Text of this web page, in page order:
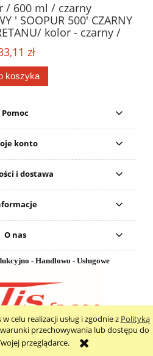
celu realizacji usług i zgodnie z Polityką
przechowywania lub dostępu do
przeglądarce.
/ 600 ml / czarny
' SOOPUR 500' CZARNY
kolor - czarny /
do kleju 307730 /
zł
koszyka
Pomoc
konto
i dostawa
O nas
- Handlowo - Usługowe
Spółka z o. o.
12
Bełchatów